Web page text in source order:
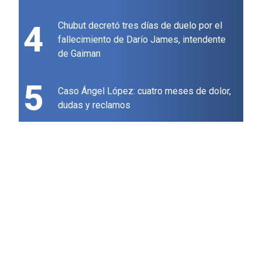
4
Chubut decretó tres días de duelo por el
fallecimiento de Darío James, intendente
de Gaiman
5
Caso Ángel López: cuatro meses de dolor,
dudas y reclamos